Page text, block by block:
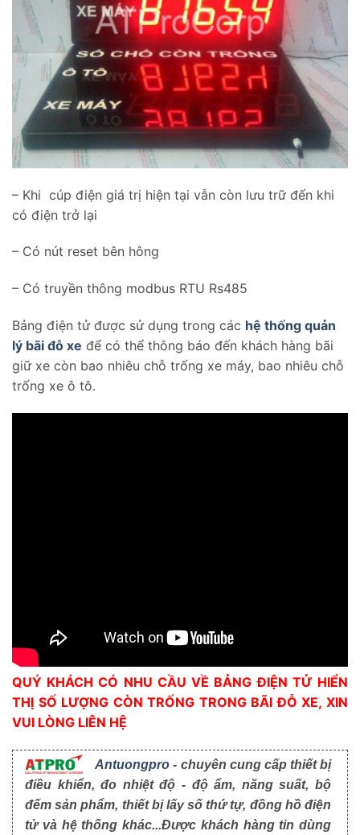
– Khi cúp điện giá trị hiện tại vẫn còn lưu trữ đến khi
có điện trở lại
– Có nút reset bên hông
– Có truyền thông modbus RTU Rs485
Bảng điện tử được sử dụng trong các hệ thống quản
lý bãi đỗ xe để có thể thông báo đến khách hàng bãi
giữ xe còn bao nhiêu chỗ trống xe máy, bao nhiêu chỗ
trống xe ô tô.
QUÝ KHÁCH CÓ NHU CẦU VỀ BẢNG ĐIỆN TỬ HIỂN
THỊ SỐ LƯỢNG CÒN TRỐNG TRONG BÃI ĐỖ XE, XIN
VUI LÒNG LIÊN HỆ
Antuongpro - chuyên cung cấp thiết bị
điều khiển, đo nhiệt độ - độ ẩm, năng suất, bộ
đếm sản phẩm, thiết bị lấy số thứ tự, đồng hồ điện
tử và hệ thống khác...Được khách hàng tin dùng